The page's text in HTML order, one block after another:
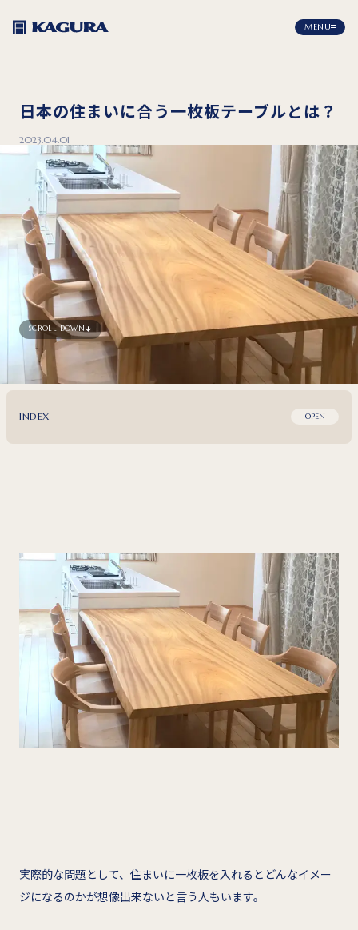
MENU
日本の住まいに合う一枚板テーブルとは？
2023.04.01
SCROLL DOWN
INDEX OPEN
実際的な問題として、住まいに一枚板を入れるとどんなイメー
ジになるのかが想像出来ないと言う人もいます。